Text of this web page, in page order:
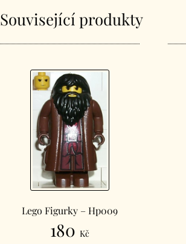
Související produkty
Lego Figurky – Hp009
180Kč